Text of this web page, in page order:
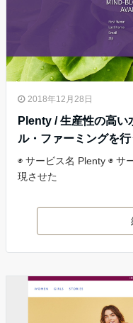
2018年12月28日
Plenty / 生産性の高い
ル・ファーミングを
◉ サービス名 Plenty ◉ サ
現させた